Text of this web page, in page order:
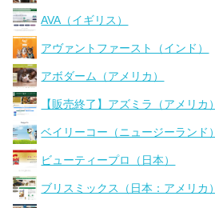
AVA（イギリス）
アヴァントファースト（インド）
アボダーム（アメリカ）
【販売終了】アズミラ（アメリカ）
ベイリーコー（ニュージーランド）
ビューティープロ（日本）
ブリスミックス（日本：アメリカ）